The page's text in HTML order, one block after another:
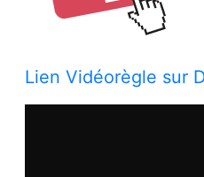
Lien Vidéorègle sur